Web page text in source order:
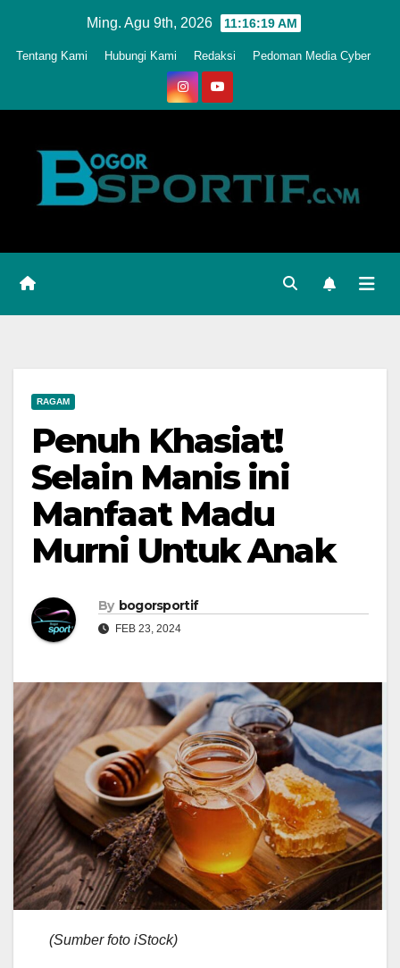
Ming. Agu 9th, 2026 11:16:22 AM
Tentang Kami Hubungi Kami Redaksi Pedoman Media Cyber
RAGAM
Penuh Khasiat!
Selain Manis ini
Manfaat Madu
Murni Untuk Anak
By bogorsportif
FEB 23, 2024
(Sumber foto iStock)